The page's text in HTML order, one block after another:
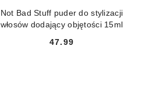
Not Bad Stuff puder do stylizacji
włosów dodający objętości 15ml
Cena:
47.99